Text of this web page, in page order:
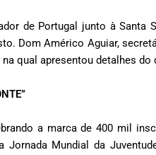
de Portugal junto à
Dom Américo Aguiar,
qual apresentou detalhes
a marca de 400 mil
Jornada Mundial da